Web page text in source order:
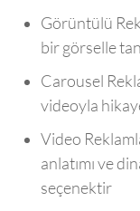
Görüntülü
bir görselle
Carousel
videoyla
Video
anlatımı ve
seçenektir